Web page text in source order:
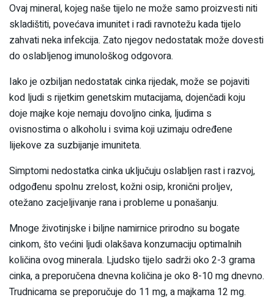
Ovaj mineral, kojeg naše tijelo ne može samo proizvesti niti
skladištiti, povećava imunitet i radi ravnotežu kada tijelo
zahvati neka infekcija. Zato njegov nedostatak može dovesti
do oslabljenog imunološkog odgovora.
Iako je ozbiljan nedostatak cinka rijedak, može se pojaviti
kod ljudi s rijetkim genetskim mutacijama, dojenčadi koju
doje majke koje nemaju dovoljno cinka, ljudima s
ovisnostima o alkoholu i svima koji uzimaju određene
lijekove za suzbijanje imuniteta.
Simptomi nedostatka cinka uključuju oslabljen rast i razvoj,
odgođenu spolnu zrelost, kožni osip, kronični proljev,
otežano zacjeljivanje rana i probleme u ponašanju.
Mnoge životinjske i biljne namirnice prirodno su bogate
cinkom, što većini ljudi olakšava konzumaciju optimalnih
količina ovog minerala. Ljudsko tijelo sadrži oko 2-3 grama
cinka, a preporučena dnevna količina je oko 8-10 mg dnevno.
Trudnicama se preporučuje do 11 mg, a majkama 12 mg.